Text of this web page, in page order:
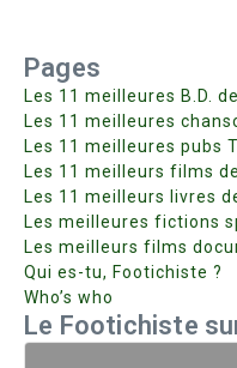
Pages
Les 11 meilleures B.D.
Les 11 meilleures
Les 11 meilleures pubs
Les 11 meilleurs films
Les 11 meilleurs livres
Les meilleures fictions
Les meilleurs films
Qui es-tu, Footichiste ?
Who’s who
Le Footichiste